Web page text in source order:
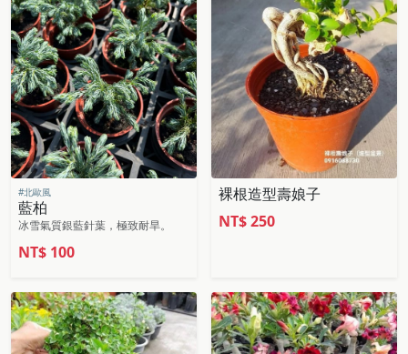
#北歐風
藍柏
冰雪氣質銀藍針葉，極致耐旱。
NT$ 100
裸根造型壽娘子
NT$250